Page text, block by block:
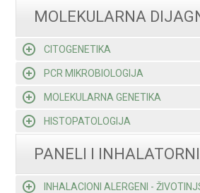
MOLEKULARNA
CITOGENETIKA
PCR MIKROBIOLOGIJA
MOLEKULARNA GENETIKA
HISTOPATOLOGIJA
PANELI I
INHALACIONI ALERGENI -